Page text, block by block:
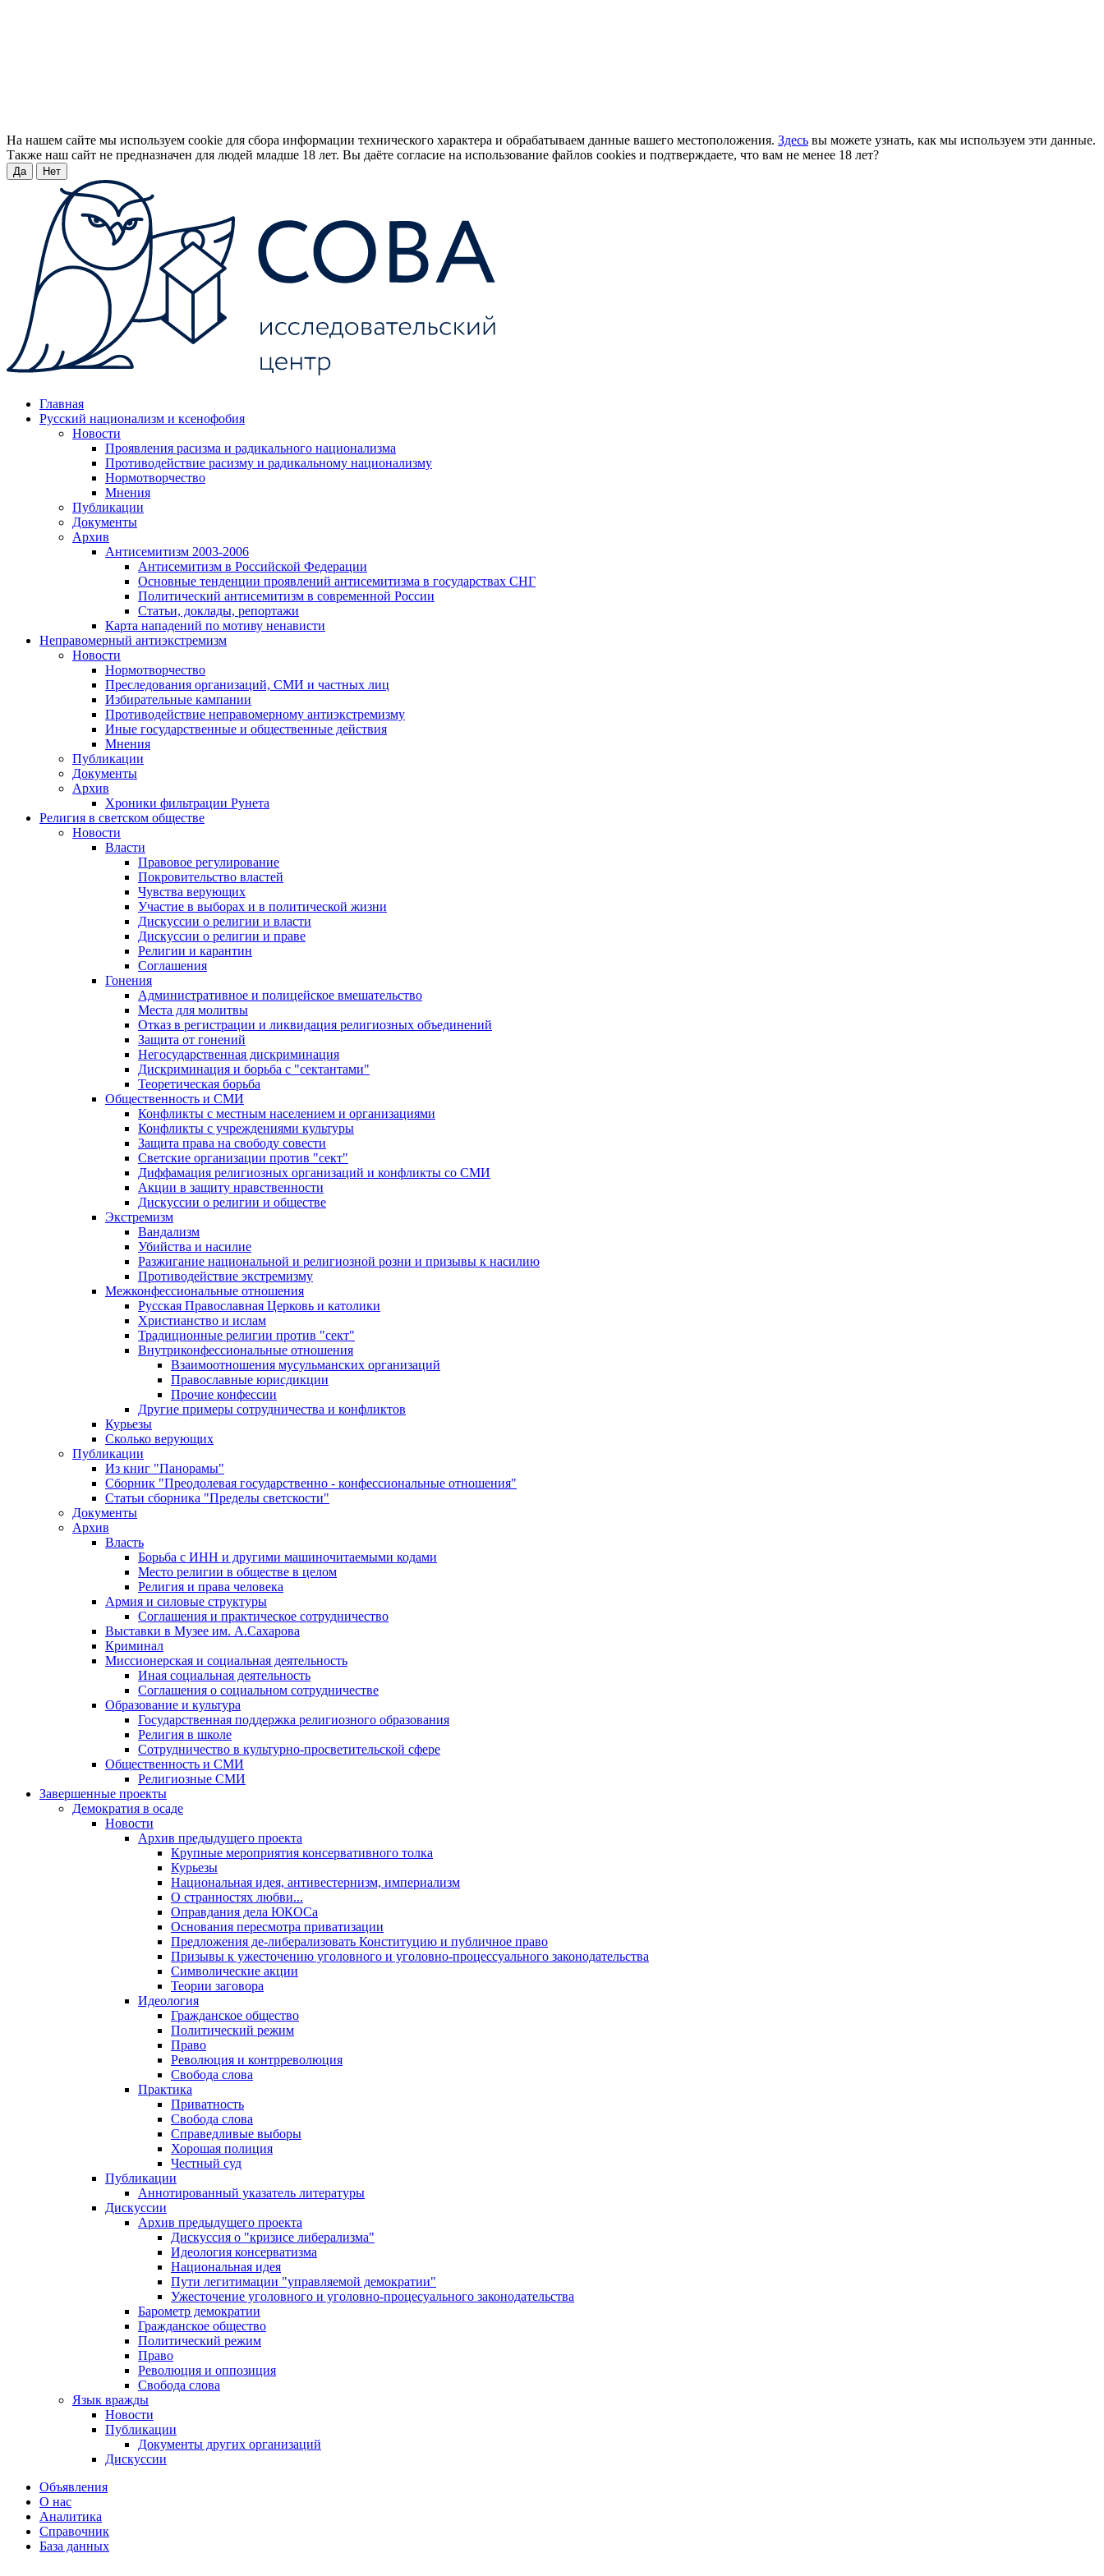
На нашем сайте мы используем cookie для сбора информации технического характера и обрабатываем данные вашего местоположения. Здесь вы можете узнать, как мы используем эти данные.
Также наш сайт не предназначен для людей младше 18 лет. Вы даёте согласие на использование файлов cookies и подтверждаете, что вам не менее 18 лет?
Да Нет
Главная
Русский национализм и ксенофобия
Новости
Проявления расизма и радикального национализма
Противодействие расизму и радикальному национализму
Нормотворчество
Мнения
Публикации
Документы
Архив
Антисемитизм 2003-2006
Антисемитизм в Российской Федерации
Основные тенденции проявлений антисемитизма в государствах СНГ
Политический антисемитизм в современной России
Статьи, доклады, репортажи
Карта нападений по мотиву ненависти
Неправомерный антиэкстремизм
Новости
Нормотворчество
Преследования организаций, СМИ и частных лиц
Избирательные кампании
Противодействие неправомерному антиэкстремизму
Иные государственные и общественные действия
Мнения
Публикации
Документы
Архив
Хроники фильтрации Рунета
Религия в светском обществе
Новости
Власти
Правовое регулирование
Покровительство властей
Чувства верующих
Участие в выборах и в политической жизни
Дискуссии о религии и власти
Дискуссии о религии и праве
Религии и карантин
Соглашения
Гонения
Административное и полицейское вмешательство
Места для молитвы
Отказ в регистрации и ликвидация религиозных объединений
Защита от гонений
Негосударственная дискриминация
Дискриминация и борьба с "сектантами"
Теоретическая борьба
Общественность и СМИ
Конфликты с местным населением и организациями
Конфликты с учреждениями культуры
Защита права на свободу совести
Светские организации против "сект"
Диффамация религиозных организаций и конфликты со СМИ
Акции в защиту нравственности
Дискуссии о религии и обществе
Экстремизм
Вандализм
Убийства и насилие
Разжигание национальной и религиозной розни и призывы к насилию
Противодействие экстремизму
Межконфессиональные отношения
Русская Православная Церковь и католики
Христианство и ислам
Традиционные религии против "сект"
Внутриконфессиональные отношения
Взаимоотношения мусульманских организаций
Православные юрисдикции
Прочие конфессии
Другие примеры сотрудничества и конфликтов
Курьезы
Сколько верующих
Публикации
Из книг "Панорамы"
Сборник "Преодолевая государственно - конфессиональные отношения"
Статьи сборника "Пределы светскости"
Документы
Архив
Власть
Борьба с ИНН и другими машиночитаемыми кодами
Место религии в обществе в целом
Религия и права человека
Армия и силовые структуры
Соглашения и практическое сотрудничество
Выставки в Музее им. А.Сахарова
Криминал
Миссионерская и социальная деятельность
Иная социальная деятельность
Соглашения о социальном сотрудничестве
Образование и культура
Государственная поддержка религиозного образования
Религия в школе
Сотрудничество в культурно-просветительской сфере
Общественность и СМИ
Религиозные СМИ
Завершенные проекты
Демократия в осаде
Новости
Архив предыдущего проекта
Крупные мероприятия консервативного толка
Курьезы
Национальная идея, антивестернизм, империализм
О странностях любви...
Оправдания дела ЮКОСа
Основания пересмотра приватизации
Предложения де-либерализовать Конституцию и публичное право
Призывы к ужесточению уголовного и уголовно-процессуального законодательства
Символические акции
Теории заговора
Идеология
Гражданское общество
Политический режим
Право
Революция и контрреволюция
Свобода слова
Практика
Приватность
Свобода слова
Справедливые выборы
Хорошая полиция
Честный суд
Публикации
Аннотированный указатель литературы
Дискуссии
Архив предыдущего проекта
Дискуссия о "кризисе либерализма"
Идеология консерватизма
Национальная идея
Пути легитимации "управляемой демократии"
Ужесточение уголовного и уголовно-процесуального законодательства
Барометр демократии
Гражданское общество
Политический режим
Право
Революция и оппозиция
Свобода слова
Язык вражды
Новости
Публикации
Документы других организаций
Дискуссии
Объявления
О нас
Аналитика
Справочник
База данных